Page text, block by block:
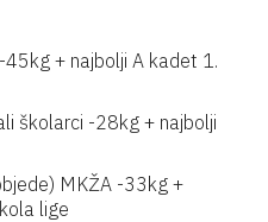
+ najbolji A kadet 1.
školarci -28kg + najbolji
MKŽA -33kg +
lige